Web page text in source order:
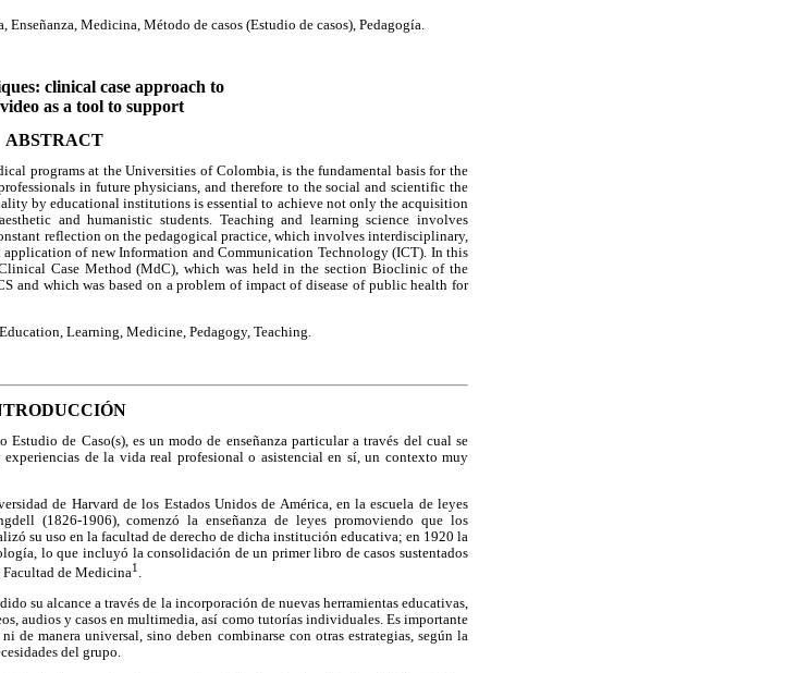
Medicina, Método de casos (Estudio de casos), Pedagogía.
clinical case approach to
as a tool to support
ABSTRACT
programs at the Universities of Colombia, is the fundamental basis for the
in future physicians, and therefore to the social and scientific the
by educational institutions is essential to achieve not only the acquisition
and humanistic students. Teaching and learning science involves
reflection on the pedagogical practice, which involves interdisciplinary,
of new Information and Communication Technology (ICT). In this
Case Method (MdC), which was held in the section Bioclinic of the
and which was based on a problem of impact of disease of public health for
Learning, Medicine, Pedagogy, Teaching.
de Caso(s), es un modo de enseñanza particular a través del cual se
de la vida real profesional o asistencial en sí, un contexto muy
de Harvard de los Estados Unidos de América, en la escuela de leyes
(1826-1906), comenzó la enseñanza de leyes promoviendo que los
su uso en la facultad de derecho de dicha institución educativa; en 1920 la
lo que incluyó la consolidación de un primer libro de casos sustentados
Facultad de Medicina1 .
su alcance a través de la incorporación de nuevas herramientas educativas,
audios y casos en multimedia, así como tutorías individuales. Es importante
de manera universal, sino deben combinarse con otras estrategias, según la
del grupo.